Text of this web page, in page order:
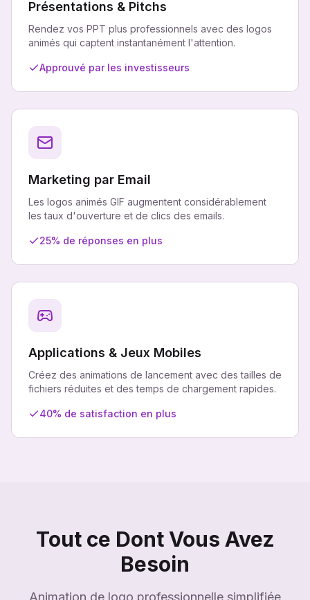
Présentations & Pitchs
Rendez vos PPT plus professionnels avec des logos
animés qui captent instantanément l'attention.
Approuvé par les investisseurs
Marketing par Email
Les logos animés GIF augmentent considérablement
les taux d'ouverture et de clics des emails.
25% de réponses en plus
Applications & Jeux Mobiles
Créez des animations de lancement avec des tailles de
fichiers réduites et des temps de chargement rapides.
40% de satisfaction en plus
Tout ce Dont Vous Avez
Besoin